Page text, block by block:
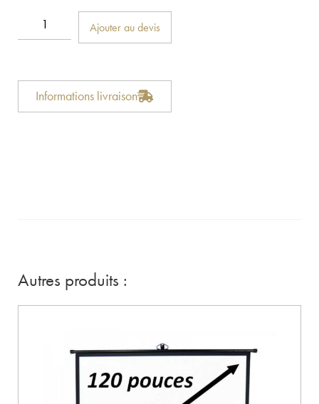
Ajouter au devis
Informations livraison
Autres produits :